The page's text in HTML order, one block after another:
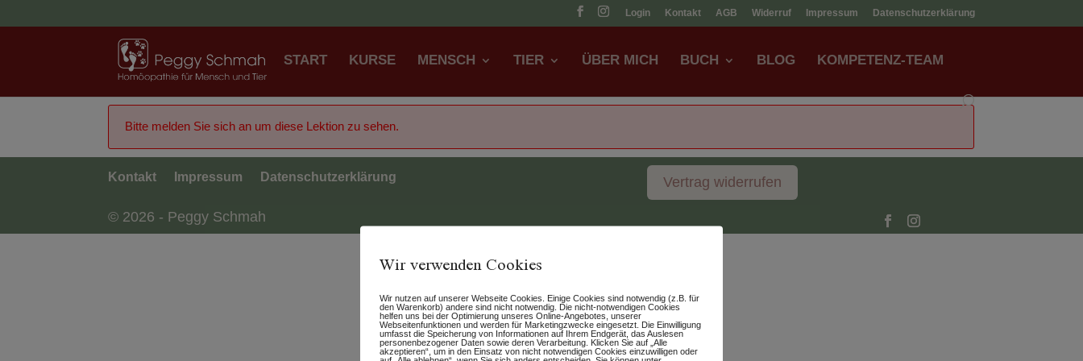
Login Kontakt AGB Widerruf Impressum Datenschutzerklärung
START KURSE MENSCH TIER ÜBER MICH BUCH BLOG KOMPETENZ-TEAM
Bitte melden Sie sich an um diese Lektion zu sehen.
Kontakt Impressum Datenschutzerklärung Vertrag widerrufen
© 2026 - Peggy Schmah
Wir verwenden Cookies
Wir nutzen auf unserer Webseite Cookies. Einige Cookies sind notwendig (z.B. für
den Warenkorb) andere sind nicht notwendig. Die nicht-notwendigen Cookies
helfen uns bei der Optimierung unseres Online-Angebotes, unserer
Webseitenfunktionen und werden für Marketingzwecke eingesetzt. Die Einwilligung
umfasst die Speicherung von Informationen auf Ihrem Endgerät, das Auslesen
personenbezogener Daten sowie deren Verarbeitung. Klicken Sie auf „Alle
akzeptieren“, um in den Einsatz von nicht notwendigen Cookies einzuwilligen oder